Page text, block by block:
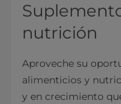
nutrición
Aproveche su
alimenticios y
y en crecimiento